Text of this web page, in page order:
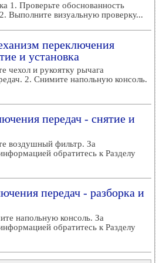
1. Проверьте обоснованность
Выполните визуальную проверку...
переключения
и установка
чехол и рукоятку рычага
2. Снимите напольную консоль.
передач - снятие и
воздушный фильтр. За
обратитесь к Разделу
передач - разборка и
напольную консоль. За
обратитесь к Разделу